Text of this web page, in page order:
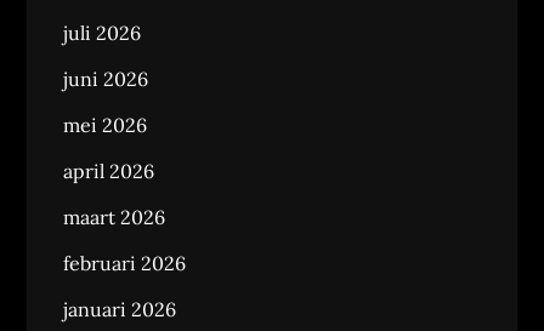
juli 2026
juni 2026
mei 2026
april 2026
maart 2026
februari 2026
januari 2026